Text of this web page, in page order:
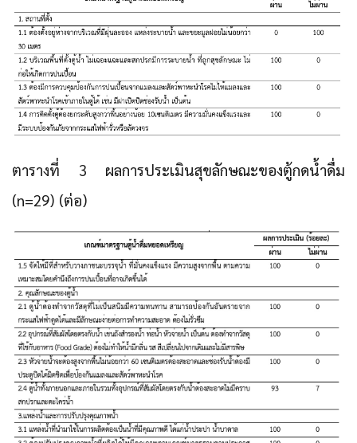
ตารางที่ 3 ผลการประเมินสุขลักษณะของตู้กดน้ำดื่ม
(n=29) (ต่อ)